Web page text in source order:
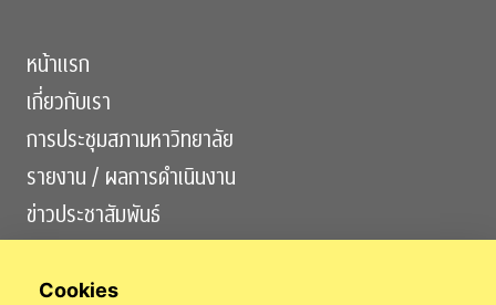
หน้าแรก
เกี่ยวกับเรา
การประชุมสภามหาวิทยาลัย
รายงาน / ผลการดำเนินงาน
ข่าวประชาสัมพันธ์
Cookies